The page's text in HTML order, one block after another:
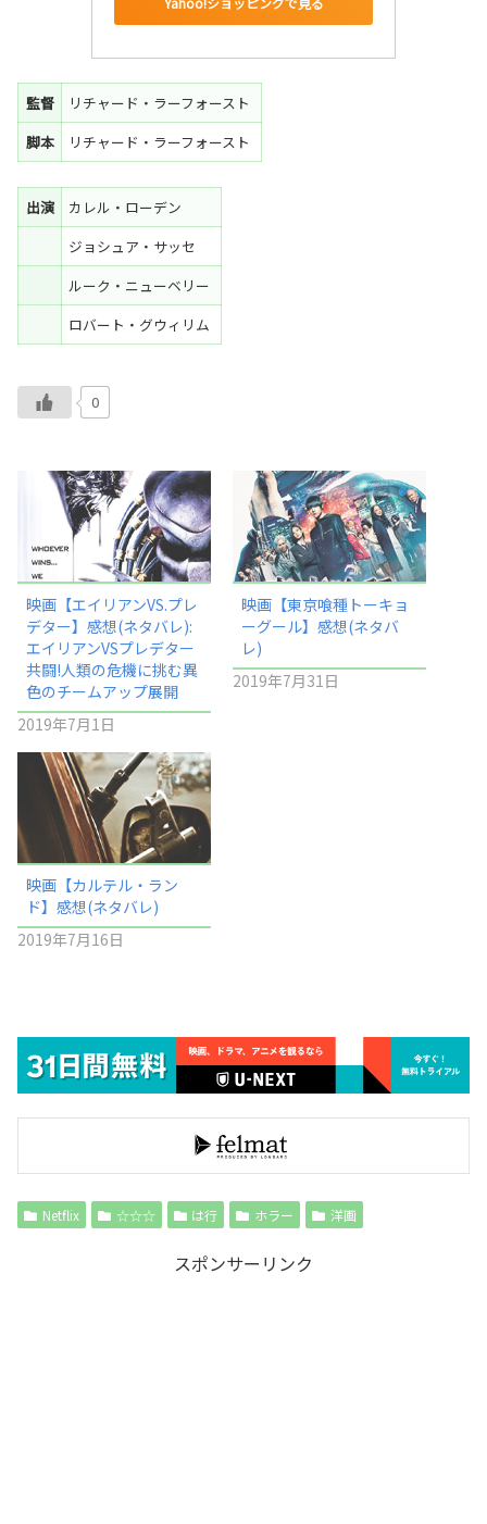
監督
リチャード・ラーフォースト
脚本
リチャード・ラーフォースト
出演
カレル・ローデン
ジョシュア・サッセ
ルーク・ニューベリー
ロバート・グウィリム
0
映画【エイリアンVS.プレ
デター】感想(ネタバレ):
エイリアンVSプレデター
共闘!人類の危機に挑む異
色のチームアップ展開
2019年7月1日
映画【東京喰種トーキョ
ーグール】感想(ネタバ
レ)
2019年7月31日
映画【カルテル・ラン
ド】感想(ネタバレ)
2019年7月16日
Netflix ☆☆☆ は行 ホラー 洋画
スポンサーリンク